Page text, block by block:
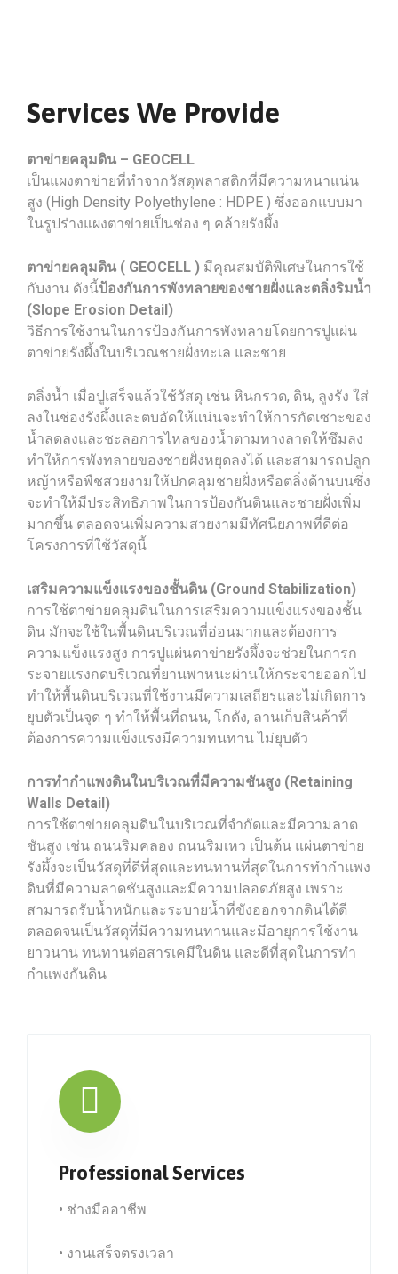
Services We Provide
ตาข่ายคลุมดิน – GEOCELL
เป็นแผงตาข่ายที่ทำจากวัสดุพลาสติกที่มีความหนาแน่น
สูง (High Density Polyethylene : HDPE ) ซึ่งออกแบบมา
ในรูปร่างแผงตาข่ายเป็นช่อง ๆ คล้ายรังผึ้ง
ตาข่ายคลุมดิน ( GEOCELL ) มีคุณสมบัติพิเศษในการใช้
กับงาน ดังนี้ป้องกันการพังทลายของชายฝั่งและตลิ่งริมน้ำ
(Slope Erosion Detail)
วิธีการใช้งานในการป้องกันการพังทลายโดยการปูแผ่น
ตาข่ายรังผึ้งในบริเวณชายฝั่งทะเล และชาย
ตลิ่งน้ำ เมื่อปูเสร็จแล้วใช้วัสดุ เช่น หินกรวด, ดิน, ลูงรัง ใส่
ลงในช่องรังผึ้งและตบอัดให้แน่นจะทำให้การกัดเซาะของ
น้ำลดลงและชะลอการไหลของน้ำตามทางลาดให้ซึมลง
ทำให้การพังทลายของชายฝั่งหยุดลงได้ และสามารถปลูก
หญ้าหรือพืชสวยงามให้ปกคลุมชายฝั่งหรือตลิ่งด้านบนซึ่ง
จะทำให้มีประสิทธิภาพในการป้องกันดินและชายฝั่งเพิ่ม
มากขึ้น ตลอดจนเพิ่มความสวยงามมีทัศนียภาพที่ดีต่อ
โครงการที่ใช้วัสดุนี้
เสริมความแข็งแรงของชั้นดิน (Ground Stabilization)
การใช้ตาข่ายคลุมดินในการเสริมความแข็งแรงของชั้น
ดิน มักจะใช้ในพื้นดินบริเวณที่อ่อนมากและต้องการ
ความแข็งแรงสูง การปูแผ่นตาข่ายรังผึ้งจะช่วยในการก
ระจายแรงกดบริเวณที่ยานพาหนะผ่านให้กระจายออกไป
ทำให้พื้นดินบริเวณที่ใช้งานมีความเสถียรและไม่เกิดการ
ยุบตัวเป็นจุด ๆ ทำให้พื้นที่ถนน, โกดัง, ลานเก็บสินค้าที่
ต้องการความแข็งแรงมีความทนทาน ไม่ยุบตัว
การทำกำแพงดินในบริเวณที่มีความชันสูง (Retaining
Walls Detail)
การใช้ตาข่ายคลุมดินในบริเวณที่จำกัดและมีความลาด
ชันสูง เช่น ถนนริมคลอง ถนนริมเหว เป็นต้น แผ่นตาข่าย
รังผึ้งจะเป็นวัสดุที่ดีที่สุดและทนทานที่สุดในการทำกำแพง
ดินที่มีความลาดชันสูงและมีความปลอดภัยสูง เพราะ
สามารถรับน้ำหนักและระบายน้ำที่ขังออกจากดินได้ดี
ตลอดจนเป็นวัสดุที่มีความทนทานและมีอายุการใช้งาน
ยาวนาน ทนทานต่อสารเคมีในดิน และดีที่สุดในการทำ
กำแพงกันดิน
Professional Services
• ช่างมืออาชีพ
• งานเสร็จตรงเวลา